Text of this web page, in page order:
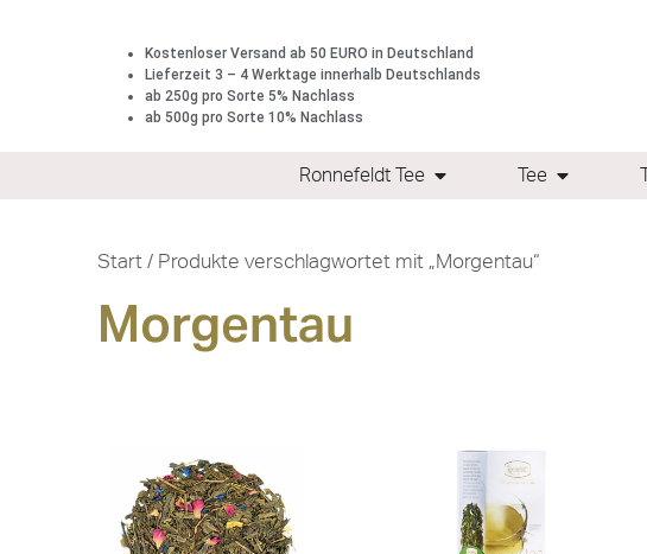
Kostenloser Versand ab 50 EURO in Deutschland
Lieferzeit 3 – 4 Werktage innerhalb Deutschlands
ab 250g pro Sorte 5% Nachlass
ab 500g pro Sorte 10% Nachlass
Ronnefeldt Tee Tee
Start / Produkte verschlagwortet mit „Morgentau“
Morgentau